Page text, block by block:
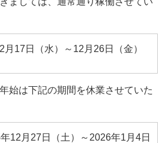
月17日（水）～12月26日（金）
始は下記の期間を休業させていた
12月27日（土）～2026年1月4日